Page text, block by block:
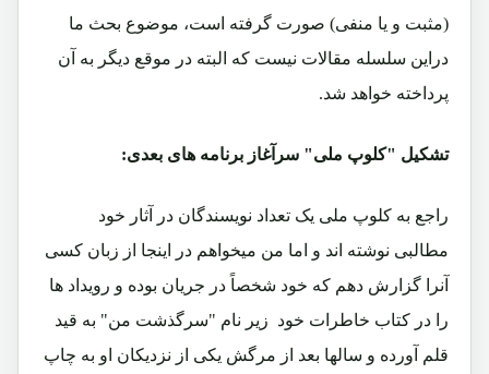
(مثبت و یا منفی) صورت گرفته است، موضوع بحث ما
دراین سلسله مقالات نیست که البته در موقع دیگر به آن
پرداخته خواهد شد.
تشکیل "کلوپ ملی" سرآغاز برنامه های بعدی:
راجع به کلوپ ملی یک تعداد نویسندگان در آثار خود
مطالبی نوشته اند و اما من میخواهم در اینجا از زبان کسی
آنرا گزارش دهم که خود شخصاً در جریان بوده و رویداد ها
را در کتاب خاطرات خود زیر نام "سرگذشت من" به قید
قلم آورده و سالها بعد از مرگش یکی از نزدیکان او به چاپ